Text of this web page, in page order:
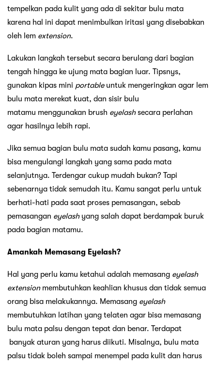
tempelkan pada kulit yang ada di sekitar bulu mata
karena hal ini dapat menimbulkan iritasi yang disebabkan
oleh lem extension.
Lakukan langkah tersebut secara berulang dari bagian
tengah hingga ke ujung mata bagian luar. Tipsnys,
gunakan kipas mini portableuntuk mengeringkan agar lem
bulu mata merekat kuat, dan sisir bulu
matamu menggunakan brush eyelashsecara perlahan
agar hasilnya lebih rapi.
Jika semua bagian bulu mata sudah kamu pasang, kamu
bisa mengulangi langkah yang sama pada mata
selanjutnya. Terdengar cukup mudah bukan? Tapi
sebenarnya tidak semudah itu. Kamu sangat perlu untuk
berhati-hati pada saat proses pemasangan, sebab
pemasangan eyelashyang salah dapat berdampak buruk
pada bagian matamu.
Amankah Memasang Eyelash?
Hal yang perlu kamu ketahui adalah memasang eyelash
extensionmembutuhkan keahlian khusus dan tidak semua
orang bisa melakukannya. Memasang eyelash
membutuhkan latihan yang telaten agar bisa memasang
bulu mata palsu dengan tepat dan benar. Terdapat
banyak aturan yang harus diikuti. Misalnya, bulu mata
palsu tidak boleh sampai menempel pada kulit dan harus